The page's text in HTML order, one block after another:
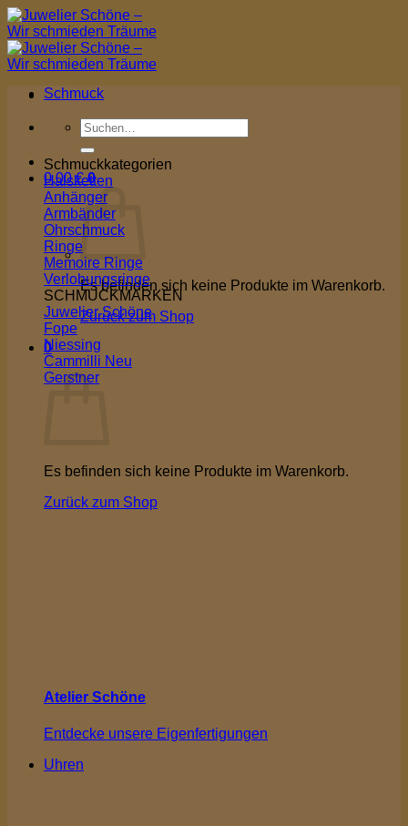
Zum
Inhalt
springen
Suchen
nach:
0,00€ 0
Es befinden sich keine Produkte im Warenkorb.
Zurück zum Shop
0
Warenkorb
Es befinden sich keine Produkte im Warenkorb.
Zurück zum Shop
Schmuck
Schmuckkategorien
Halsketten
Anhänger
Armbänder
Ohrschmuck
Ringe
Memoire Ringe
Verlobungsringe
SCHMUCKMARKEN
Juwelier Schöne
Fope
Niessing
Cammilli
Gerstner
Atelier Schöne
Entdecke unsere Eigenfertigungen
Uhren